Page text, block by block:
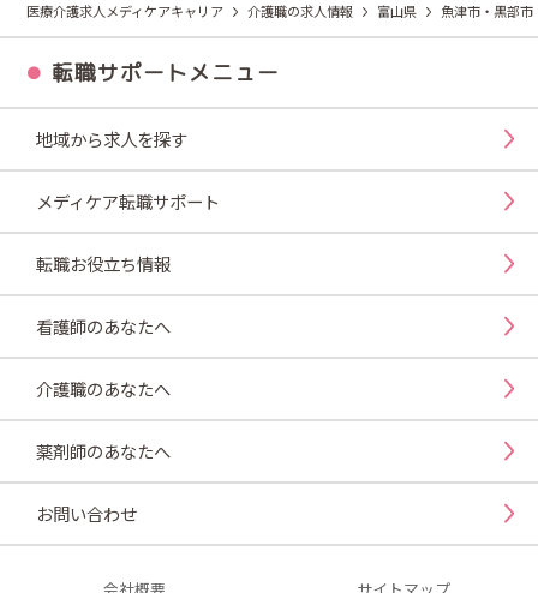
医療介護求人メディケアキャリア 介護職の求人情報 富山県 魚津市・黒部
転職サポートメニュー
地域から求人を探す
メディケア転職サポート
転職お役立ち情報
看護師のあなたへ
介護職のあなたへ
薬剤師のあなたへ
お問い合わせ